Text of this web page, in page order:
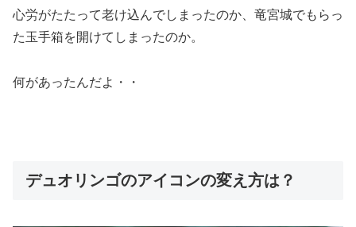
心労がたたって老け込んでしまったのか、竜宮城でもらっ
た玉手箱を開けてしまったのか。
何があったんだよ・・
デュオリンゴのアイコンの変え方は？